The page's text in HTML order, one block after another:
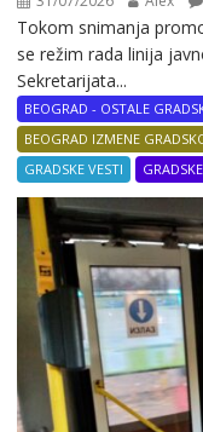
Tokom snimanja
se režim rada linija
Sekretarijata...
BEOGRAD - OSTALE
BEOGRAD IZMENE
GRADSKE VESTI